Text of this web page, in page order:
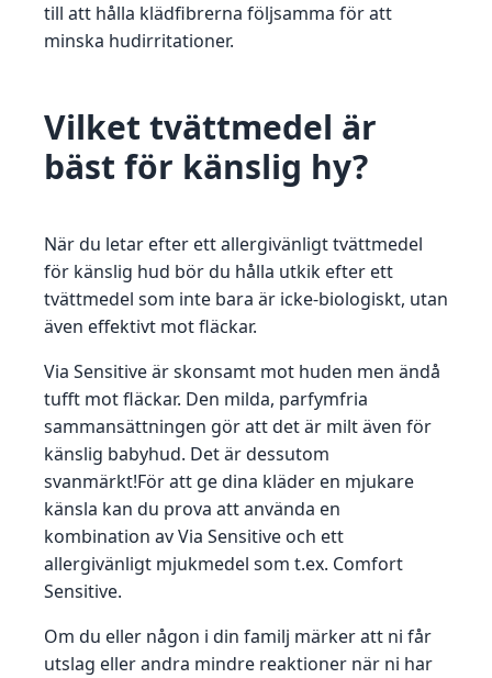
till att hålla klädfibrerna följsamma för att
minska hudirritationer.
Vilket tvättmedel är
bäst för känslig hy?
När du letar efter ett allergivänligt tvättmedel
för känslig hud bör du hålla utkik efter ett
tvättmedel som inte bara är icke-biologiskt, utan
även effektivt mot fläckar.
Via Sensitive är skonsamt mot huden men ändå
tufft mot fläckar. Den milda, parfymfria
sammansättningen gör att det är milt även för
känslig babyhud. Det är dessutom
svanmärkt!För att ge dina kläder en mjukare
känsla kan du prova att använda en
kombination av Via Sensitive och ett
allergivänligt mjukmedel som t.ex. Comfort
Sensitive.
Om du eller någon i din familj märker att ni får
utslag eller andra mindre reaktioner när ni har